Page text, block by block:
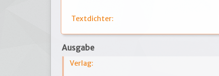
Textdichter:
Ausgabe
Verlag: